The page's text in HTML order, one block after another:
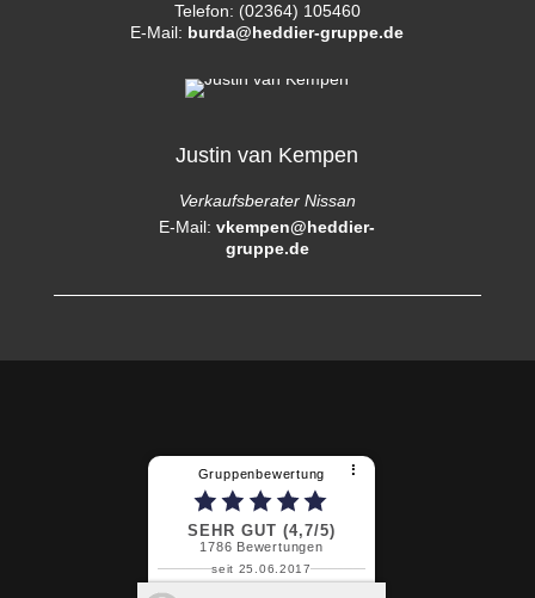
Telefon: (02364) 105460
E-Mail: burda@heddier-gruppe.de
Justin van Kempen
Verkaufsberater Nissan
E-Mail:vkempen@heddier-
gruppe.de
Gruppenbewertung ⠇
SEHR GUT (4,7/5)
1786 Bewertungen
seit 25.06.2017